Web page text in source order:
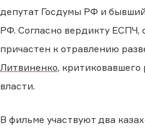
депутат Госдумы РФ и
РФ. Согласно вердикту ЕСПЧ,
причастен к отравлению
Литвиненко, критиковавшего
власти.
В фильме участвуют два